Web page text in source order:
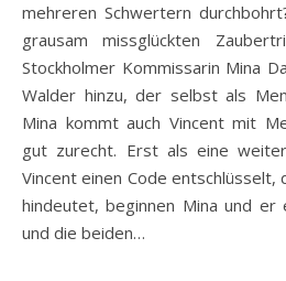
mehreren Schwertern
grausam missglückten
Stockholmer Kommissarin Mina
Walder hinzu, der selbst als
Mina kommt auch Vincent mit
gut zurecht. Erst als eine
Vincent einen Code entschlüsselt,
hindeutet, beginnen Mina und er
und die beiden…